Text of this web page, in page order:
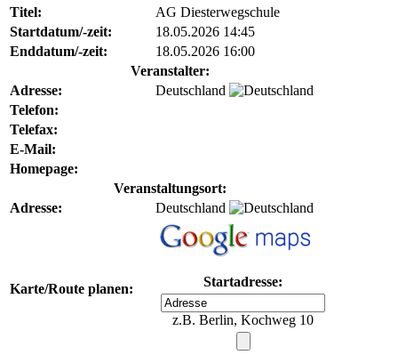
Titel:
AG Diesterwegschule
Startdatum/-zeit:
18.05.2026 14:45
Enddatum/-zeit:
18.05.2026 16:00
Veranstalter:
Adresse:
Deutschland
Telefon:
Telefax:
E-Mail:
Homepage:
Veranstaltungsort:
Adresse:
Deutschland
Karte/Route planen: Startadresse:
z.B. Berlin, Kochweg 10